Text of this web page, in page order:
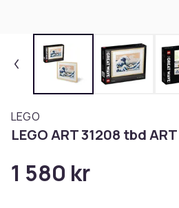
LEGO
LEGO ART 31208 tbd
1 580 kr